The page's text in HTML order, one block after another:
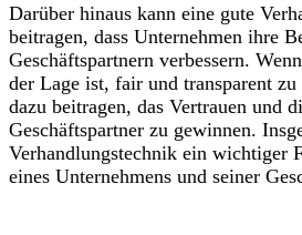
Darüber hinaus kann eine gute
beitragen, dass Unternehmen ihre
Geschäftspartnern verbessern.
der Lage ist, fair und transparent
dazu beitragen, das Vertrauen und
Geschäftspartner zu gewinnen.
Verhandlungstechnik ein wichtiger
eines Unternehmens und seiner